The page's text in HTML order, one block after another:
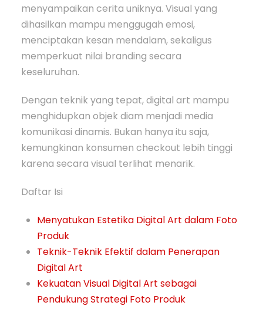
menyampaikan cerita uniknya. Visual yang
dihasilkan mampu menggugah emosi,
menciptakan kesan mendalam, sekaligus
memperkuat nilai branding secara
keseluruhan.
Dengan teknik yang tepat, digital art mampu
menghidupkan objek diam menjadi media
komunikasi dinamis. Bukan hanya itu saja,
kemungkinan konsumen checkout lebih tinggi
karena secara visual terlihat menarik.
Daftar Isi
Menyatukan Estetika Digital Art dalam Foto
Produk
Teknik-Teknik Efektif dalam Penerapan
Digital Art
Kekuatan Visual Digital Art sebagai
Pendukung Strategi Foto Produk